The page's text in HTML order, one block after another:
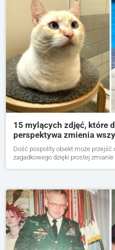
15 mylących zdjęć, które
perspektywa zmienia
Dość pospolity obiekt może przejść
zagadkowego dzięki prostej zmianie